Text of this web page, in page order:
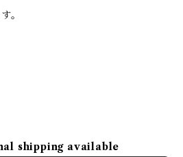
。
shipping available